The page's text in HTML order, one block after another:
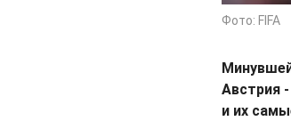
Фото: FIFA
Австрия
и их